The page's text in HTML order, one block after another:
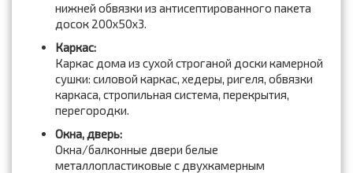
нижней обвязки из антисептированного пакета
досок 200x50x3.
Каркас:
Каркас дома из сухой строганой доски камерной
сушки: силовой каркас, хедеры, ригеля, обвязки
каркаса, стропильная система, перекрытия,
перегородки.
Окна, дверь:
Окна/балконные двери белые
металлопластиковые с двухкамерным